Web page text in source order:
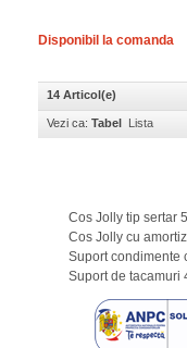
Disponibil la comanda
14 Articol(e)
Vezi ca: Tabel Lista
Cos Jolly tip sertar
Cos Jolly cu
Suport condimente
Suport de tacamuri